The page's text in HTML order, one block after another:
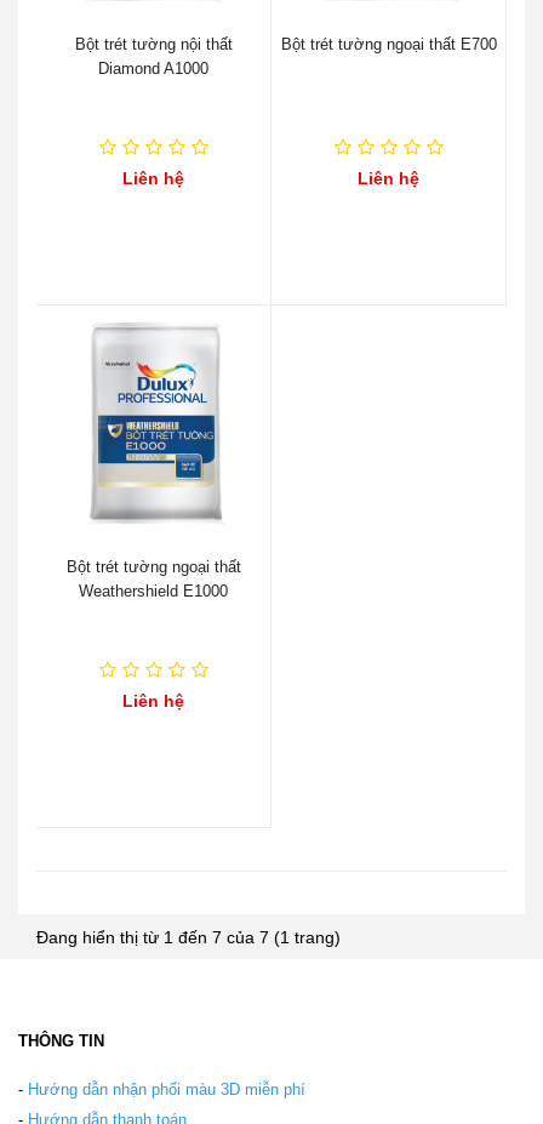
Bột trét tường nội thất
Diamond A1000
Liên hệ
Bột trét tường ngoại thất E700
Liên hệ
Bột trét tường ngoại thất
Weathershield E1000
Liên hệ
Đang hiển thị từ 1 đến 7 của 7 (1 trang)
THÔNG TIN
- Hướng dẫn nhận phối màu 3D miễn phí
- Hướng dẫn thanh toán